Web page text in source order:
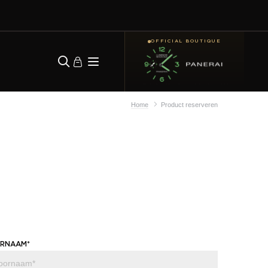
OFFICIAL BOUTIQUE
Home Product reserveren